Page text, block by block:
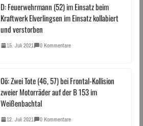
D: Feuerwehrmann (52) im Einsatz beim
Kraftwerk Elverlingsen im Einsatz kollabiert
und verstorben
15. Juli 2021 0 Kommentare
Oö: Zwei Tote (46, 57) bei Frontal-Kollision
zweier Motorräder auf der B 153 im
Weißenbachtal
12. Juli 2021 0 Kommentare